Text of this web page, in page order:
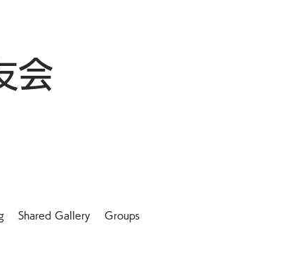
会
Shared Gallery Groups